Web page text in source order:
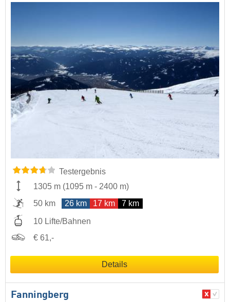
Testergebnis
1305 m (1095 m - 2400 m)
50 km
26 km 17 km 7 km
10 Lifte/Bahnen
€ 61,-
Details
Fanningberg